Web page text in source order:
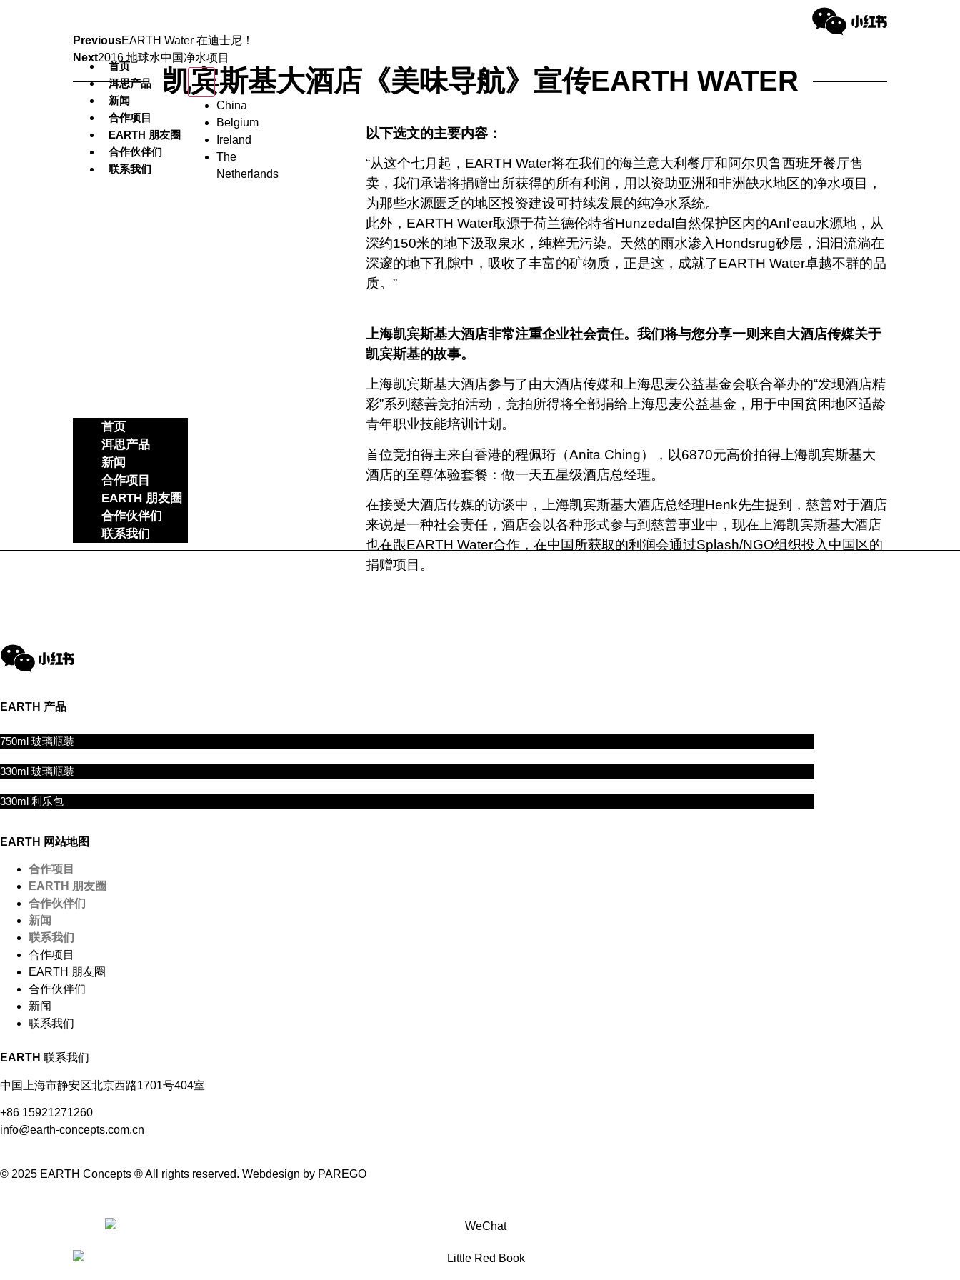
首页
洱思产品
新闻
合作项目
EARTH 朋友圈
合作伙伴们
联系我们
首页
洱思产品
新闻
合作项目
EARTH 朋友圈
合作伙伴们
联系我们
China
Belgium
Ireland
The
Netherlands
PreviousEARTH Water 在迪士尼！
Next2016 地球水中国净水项目
凯宾斯基大酒店《美味导航》宣传EARTH WATER
以下选文的主要内容：
“从这个七月起，EARTH Water将在我们的海兰意大利餐厅和阿尔贝鲁西班牙餐厅售
卖，我们承诺将捐赠出所获得的所有利润，用以资助亚洲和非洲缺水地区的净水项目，
为那些水源匮乏的地区投资建设可持续发展的纯净水系统。
此外，EARTH Water取源于荷兰德伦特省Hunzedal自然保护区内的Anl‘eau水源地，从
深约150米的地下汲取泉水，纯粹无污染。天然的雨水渗入Hondsrug砂层，汩汩流淌在
深邃的地下孔隙中，吸收了丰富的矿物质，正是这，成就了EARTH Water卓越不群的品
质。”
上海凯宾斯基大酒店非常注重企业社会责任。我们将与您分享一则来自大酒店传媒关于
凯宾斯基的故事。
上海凯宾斯基大酒店参与了由大酒店传媒和上海思麦公益基金会联合举办的“发现酒店精
彩”系列慈善竞拍活动，竞拍所得将全部捐给上海思麦公益基金，用于中国贫困地区适龄
青年职业技能培训计划。
首位竞拍得主来自香港的程佩珩（Anita Ching），以6870元高价拍得上海凯宾斯基大
酒店的至尊体验套餐：做一天五星级酒店总经理。
在接受大酒店传媒的访谈中，上海凯宾斯基大酒店总经理Henk先生提到，慈善对于酒店
来说是一种社会责任，酒店会以各种形式参与到慈善事业中，现在上海凯宾斯基大酒店
也在跟EARTH Water合作，在中国所获取的利润会通过Splash/NGO组织投入中国区的
捐赠项目。
EARTH 产品
750ml 玻璃瓶装
330ml 玻璃瓶装
330ml 利乐包
EARTH 网站地图
合作项目
EARTH 朋友圈
合作伙伴们
新闻
联系我们
合作项目
EARTH 朋友圈
合作伙伴们
新闻
联系我们
EARTH 联系我们
中国上海市静安区北京西路1701号404室
+86 15921271260
info@earth-concepts.com.cn
© 2025 EARTH Concepts ® All rights reserved. Webdesign by PAREGO